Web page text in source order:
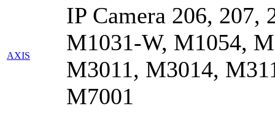
AXIS
IP Camera 206, 207,
M1031-W, M1054,
M3011, M3014,
M7001